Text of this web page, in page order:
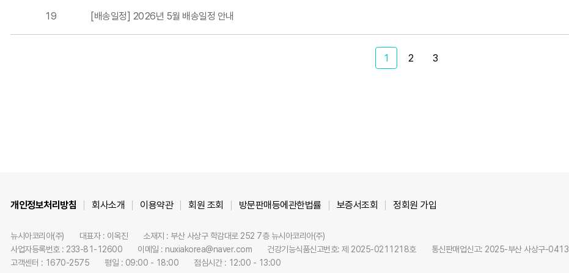
19 [배송일정] 2026년 5월 배송일정 안내
1 2 3
개인정보처리방침 회사소개 이용약관 회원 조회 방문판매등에관한법률 보증서조회 정회원 가입
뉴시아코리아(주) 대표자 : 이옥진
소재지 : 부산 사상구 학감대로 252 7층 뉴시아코리아(주)
사업자등록번호 : 233-81-12600
이메일 : nuxiakorea@naver.com 건강기능식품신고번호: 제 2025-0211218호
통신판매업신고: 2025-부산 사상구-0413
고객센터 : 1670-2575
평일 : 09:00 - 18:00 점심시간 : 12:00 - 13:00